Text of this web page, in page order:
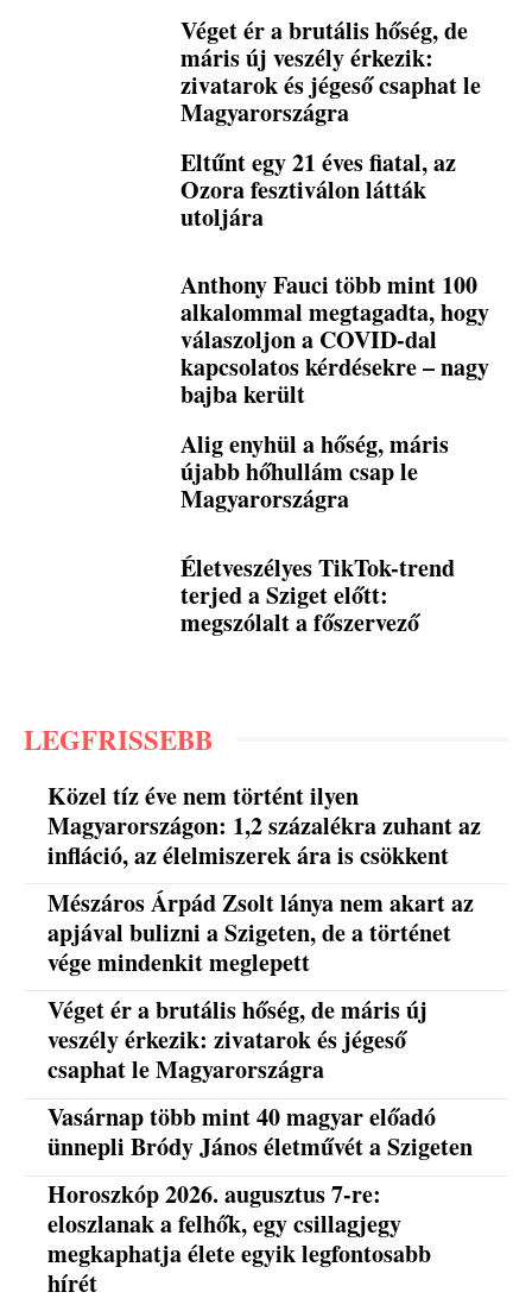
Véget ér a brutális hőség, de
máris új veszély érkezik:
zivatarok és jégeső csaphat le
Magyarországra
Eltűnt egy 21 éves fiatal, az
Ozora fesztiválon látták
utoljára
Anthony Fauci több mint 100
alkalommal megtagadta, hogy
válaszoljon a COVID-dal
kapcsolatos kérdésekre – nagy
bajba került
Alig enyhül a hőség, máris
újabb hőhullám csap le
Magyarországra
Életveszélyes TikTok-trend
terjed a Sziget előtt:
megszólalt a főszervező
LEGFRISSEBB
Közel tíz éve nem történt ilyen
Magyarországon: 1,2 százalékra zuhant az
infláció, az élelmiszerek ára is csökkent
Mészáros Árpád Zsolt lánya nem akart az
apjával bulizni a Szigeten, de a történet
vége mindenkit meglepett
Véget ér a brutális hőség, de máris új
veszély érkezik: zivatarok és jégeső
csaphat le Magyarországra
Vasárnap több mint 40 magyar előadó
ünnepli Bródy János életművét a Szigeten
Horoszkóp 2026. augusztus 7-re:
eloszlanak a felhők, egy csillagjegy
megkaphatja élete egyik legfontosabb
hírét